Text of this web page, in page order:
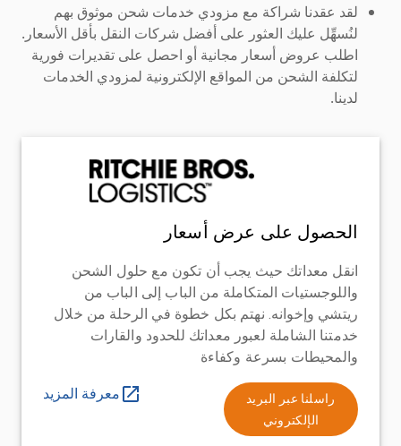
لقد عقدنا شراكة مع مزودي خدمات شحن موثوق بهم
لنُسهِّل عليك العثور على أفضل شركات النقل بأقل الأسعار.
اطلب عروض أسعار مجانية أو احصل على تقديرات فورية
لتكلفة الشحن من المواقع الإلكترونية لمزودي الخدمات
لدينا.
الحصول على عرض أسعار
انقل معداتك حيث يجب أن تكون مع حلول الشحن
واللوجستيات المتكاملة من الباب إلى الباب من
ريتشي وإخوانه. نهتم بكل خطوة في الرحلة من خلال
خدمتنا الشاملة لعبور معداتك للحدود والقارات
والمحيطات بسرعة وكفاءة
راسلنا عبر البريد
الإلكتروني
معرفة المزيد